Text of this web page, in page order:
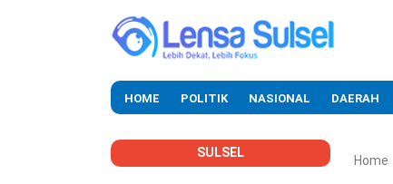
HOME POLITIK NASIONAL DAERAH
SULSEL
Home